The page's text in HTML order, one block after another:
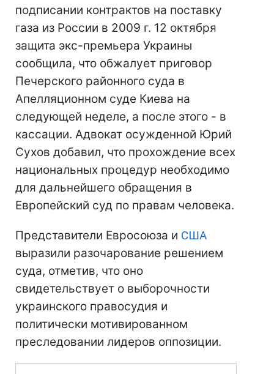
подписании контрактов на поставку
газа из России в 2009 г. 12 октября
защита экс-премьера Украины
сообщила, что обжалует приговор
Печерского районного суда в
Апелляционном суде Киева на
следующей неделе, а после этого - в
кассации. Адвокат осужденной Юрий
Сухов добавил, что прохождение всех
национальных процедур необходимо
для дальнейшего обращения в
Европейский суд по правам человека.
Представители Евросоюза и США
выразили разочарование решением
суда, отметив, что оно
свидетельствует о выборочности
украинского правосудия и
политически мотивированном
преследовании лидеров оппозиции.